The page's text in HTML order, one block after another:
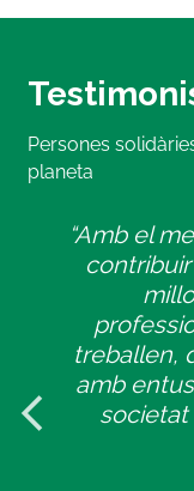
Persones
planeta
“Amb el
treballen,
amb
societat